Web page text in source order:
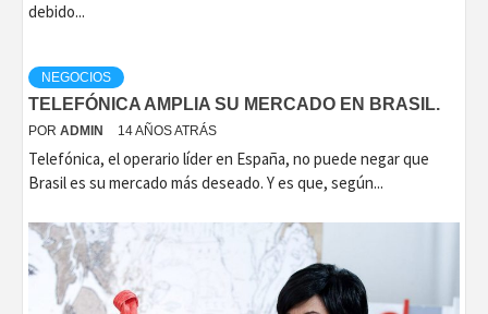
debido...
NEGOCIOS
TELEFÓNICA AMPLIA SU MERCADO EN BRASIL.
POR ADMIN 14 AÑOS ATRÁS
Telefónica, el operario líder en España, no puede negar que
Brasil es su mercado más deseado. Y es que, según...